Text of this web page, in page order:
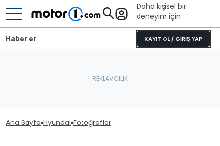
Daha kişisel bir
deneyim için
KAYIT OL / GİRİŞ YAP
Haberler
Ana Sayfa Hyundai Fotoğraflar